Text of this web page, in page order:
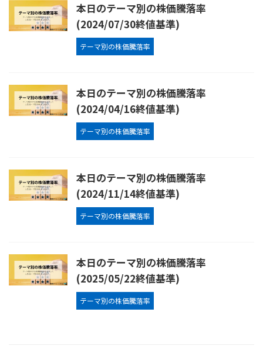
本日のテーマ別の株価騰落率
(2024/07/30終値基準)
テーマ別の株価騰落率
本日のテーマ別の株価騰落率
(2024/04/16終値基準)
テーマ別の株価騰落率
本日のテーマ別の株価騰落率
(2024/11/14終値基準)
テーマ別の株価騰落率
本日のテーマ別の株価騰落率
(2025/05/22終値基準)
テーマ別の株価騰落率